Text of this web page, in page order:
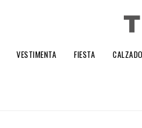
VESTIMENTA FIESTA CALZADO